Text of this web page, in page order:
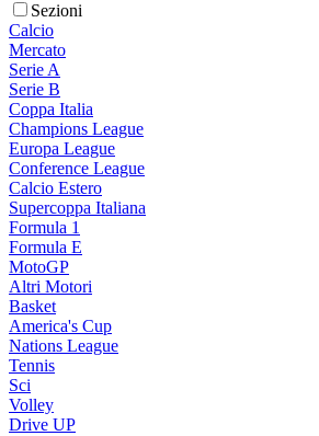
Sezioni
Calcio
Mercato
Serie A
Serie B
Coppa Italia
Champions League
Europa League
Conference League
Calcio Estero
Supercoppa Italiana
Formula 1
Formula E
MotoGP
Altri Motori
Basket
America's Cup
Nations League
Tennis
Sci
Volley
Drive UP